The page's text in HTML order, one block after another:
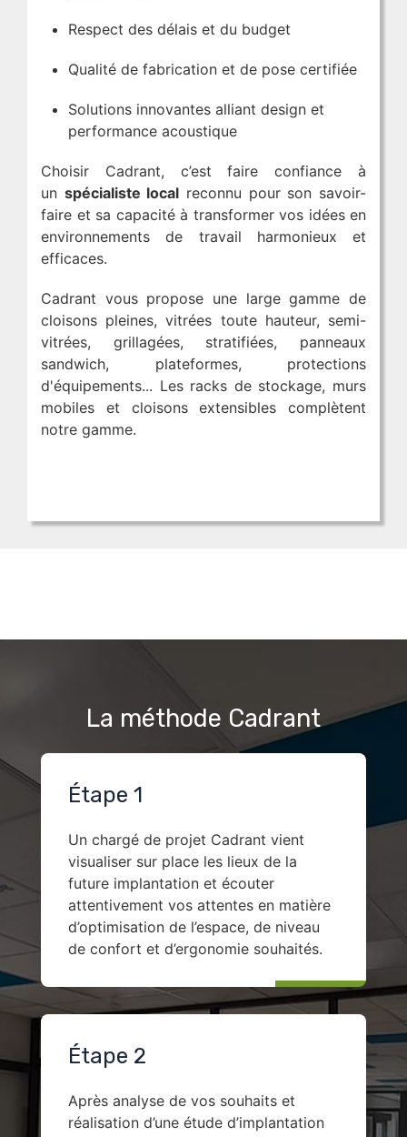
Respect des délais et du budget
Qualité de fabrication et de pose certifiée
Solutions innovantes alliant design et
performance acoustique
Choisir Cadrant, c’est faire confiance à
un spécialiste local reconnu pour son savoir-
faire et sa capacité à transformer vos idées en
environnements de travail harmonieux et
efficaces.
Cadrant vous propose une large gamme de
cloisons pleines, vitrées toute hauteur, semi-
vitrées, grillagées, stratifiées, panneaux
sandwich, plateformes, protections
d'équipements... Les racks de stockage, murs
mobiles et cloisons extensibles complètent
notre gamme.
La méthode Cadrant
Étape 1
Un chargé de projet Cadrant vient
visualiser sur place les lieux de la
future implantation et écouter
attentivement vos attentes en matière
d’optimisation de l’espace, de niveau
de confort et d’ergonomie souhaités.
Étape 2
Après analyse de vos souhaits et
réalisation d’une étude d’implantation